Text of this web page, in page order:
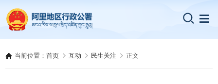
当前位置：首页 互动 民生关注 正文